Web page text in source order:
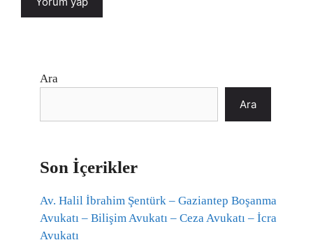
Ara
Ara
Son İçerikler
Av. Halil İbrahim Şentürk – Gaziantep Boşanma
Avukatı – Bilişim Avukatı – Ceza Avukatı – İcra
Avukatı